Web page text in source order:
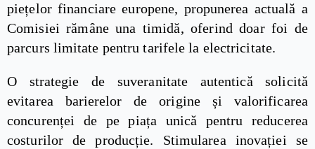
piețelor financiare europene, propunerea actuală a
Comisiei rămâne una timidă, oferind doar foi de
parcurs limitate pentru tarifele la electricitate.
O strategie de suveranitate autentică solicită
evitarea barierelor de origine și valorificarea
concurenței de pe piața unică pentru reducerea
costurilor de producție. Stimularea inovației se